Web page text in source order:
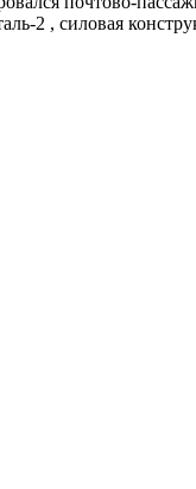
2 , силовая